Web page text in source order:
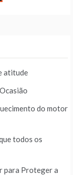
atitude
do motor
todos os
para Proteger a